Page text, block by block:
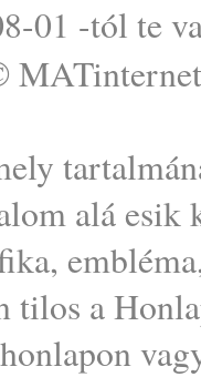
01 -tól te
MATinternet
alá esik
tilos a